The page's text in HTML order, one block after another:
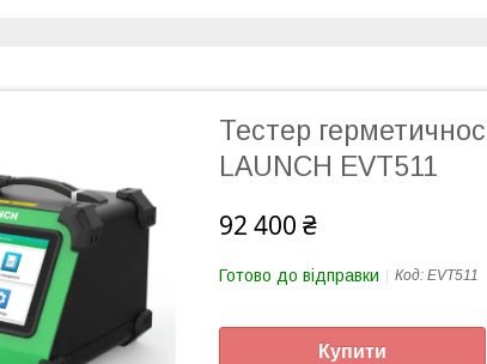
Тестер
LAUNCH EVT511
92 400 ₴
Готово до відправки Код: EVT511
Купити